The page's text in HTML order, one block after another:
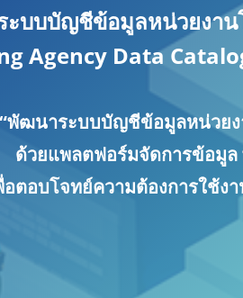
บบบัญชีข้อมูลหน่วยงา
Agency Data
“พัฒนาระบบบัญชีข้อมูลหน่วยง
ด้วยแพลตฟอร์มจัดการข้อมูล
อตอบโจทย์ความต้องการใช้ง